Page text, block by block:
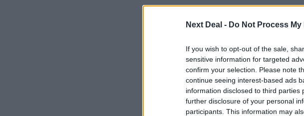
Next Deal - Do Not Process
If you wish to opt-out of the sale,
sensitive information for targeted
confirm your selection. Please note
continue seeing interest-based ads
information disclosed to third
further disclosure of your personal
participants. This information may